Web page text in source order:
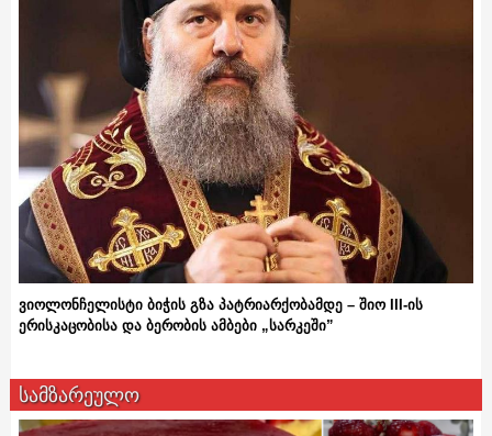
ვიოლონჩელისტი ბიჭის გზა პატრიარქობამდე – შიო III-ის
ერისკაცობისა და ბერობის ამბები „სარკეში”
სამზარეულო